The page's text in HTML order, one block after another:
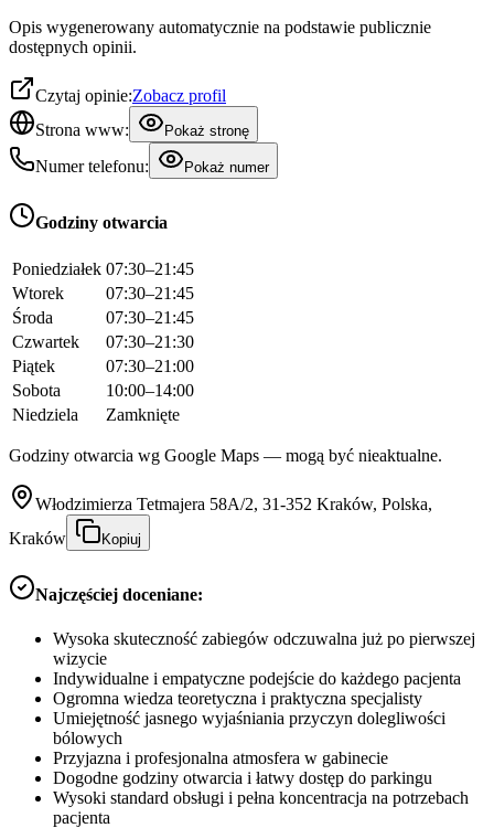
Opis wygenerowany automatycznie na podstawie publicznie
dostępnych opinii.
Czytaj opinie:Zobacz profil
Strona www:
Pokaż stronę
Numer telefonu: Pokaż numer
Godziny otwarcia
Poniedziałek 07:30–21:45
Wtorek
07:30–21:45
Środa
07:30–21:45
Czwartek
07:30–21:30
Piątek
07:30–21:00
Sobota
10:00–14:00
Niedziela
Zamknięte
Godziny otwarcia wg Google Maps — mogą być nieaktualne.
Włodzimierza Tetmajera 58A/2, 31-352 Kraków, Polska,
Kraków
Kopiuj
Najczęściej doceniane:
Wysoka skuteczność zabiegów odczuwalna już po pierwszej
wizycie
Indywidualne i empatyczne podejście do każdego pacjenta
Ogromna wiedza teoretyczna i praktyczna specjalisty
Umiejętność jasnego wyjaśniania przyczyn dolegliwości
bólowych
Przyjazna i profesjonalna atmosfera w gabinecie
Dogodne godziny otwarcia i łatwy dostęp do parkingu
Wysoki standard obsługi i pełna koncentracja na potrzebach
pacjenta